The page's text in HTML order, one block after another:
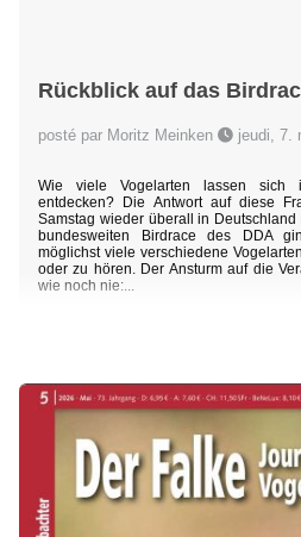
Rückblick auf das
posté par Moritz Meinken jeudi, 7.
Wie viele Vogelarten lassen sich
entdecken? Die Antwort auf diese
Samstag wieder überall in
bundesweiten Birdrace des DDA
möglichst viele verschiedene
oder zu hören. Der Ansturm auf die
wie noch nie:...